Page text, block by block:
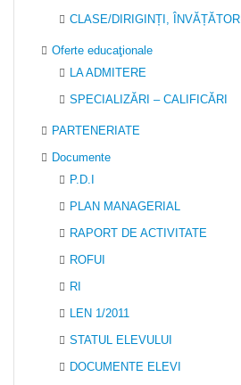
CLASE/DIRIGINȚI, ÎNVĂȚĂTORI
Oferte educaţionale
LA ADMITERE
SPECIALIZĂRI – CALIFICĂRI
PARTENERIATE
Documente
P.D.I
PLAN MANAGERIAL
RAPORT DE ACTIVITATE
ROFUI
RI
LEN 1/2011
STATUL ELEVULUI
DOCUMENTE ELEVI